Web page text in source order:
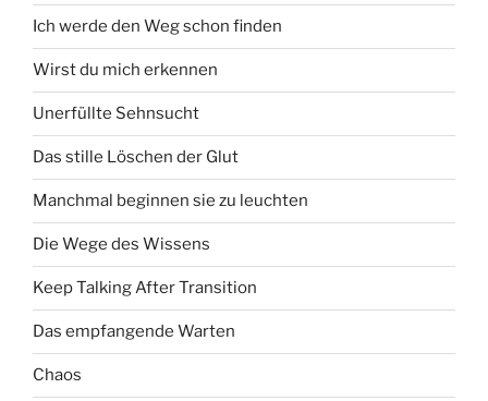
Ich werde den Weg schon finden
Wirst du mich erkennen
Unerfüllte Sehnsucht
Das stille Löschen der Glut
Manchmal beginnen sie zu leuchten
Die Wege des Wissens
Keep Talking After Transition
Das empfangende Warten
Chaos